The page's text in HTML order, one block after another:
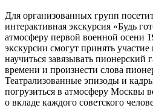
Для организованных групп
интерактивная экскурсия «Будь
атмосферу первой военной осени
экскурсии смогут принять
научиться завязывать пионерский
времени и произнести слова
Театрализованные эпизоды и
погрузиться в атмосферу Москвы
о вкладе каждого советского